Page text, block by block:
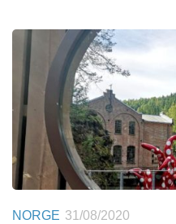
NORGE 31/08/2020